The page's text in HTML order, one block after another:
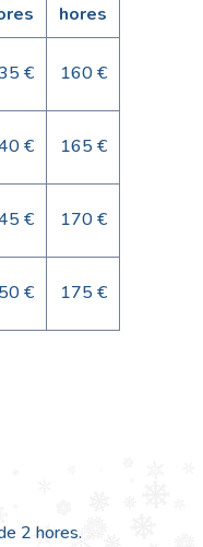
hores
€ 160 €
€ 165 €
€ 170 €
€ 175 €
2 hores.